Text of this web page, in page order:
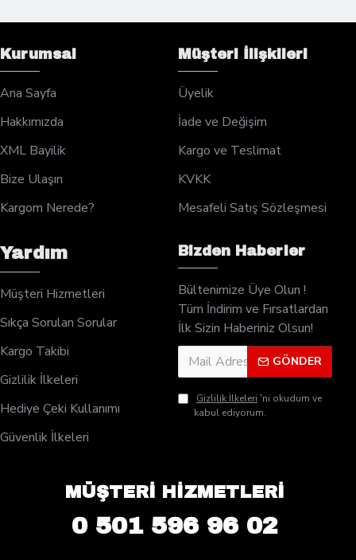
Kurumsal
Ana Sayfa
Hakkımızda
XML Bayilik
Bize Ulaşın
Kargom Nerede?
Müşteri İlişkileri
Üyelik
İade ve Değişim
Kargo ve Teslimat
KVKK
Mesafeli Satış Sözleşmesi
Yardım
Müşteri Hizmetleri
Sıkça Sorulan Sorular
Kargo Takibi
Gizlilik İlkeleri
Hediye Çeki Kullanımı
Güvenlik İlkeleri
Bizden Haberler
Bültenimize Üye Olun !
Tüm İndirim ve Fırsatlardan
İlk Sizin Haberiniz Olsun!
GÖNDER
Gizlilik İlkeleri 'ni okudum ve
kabul ediyorum.
MÜŞTERİ HİZMETLERİ
0 501 596 96 02